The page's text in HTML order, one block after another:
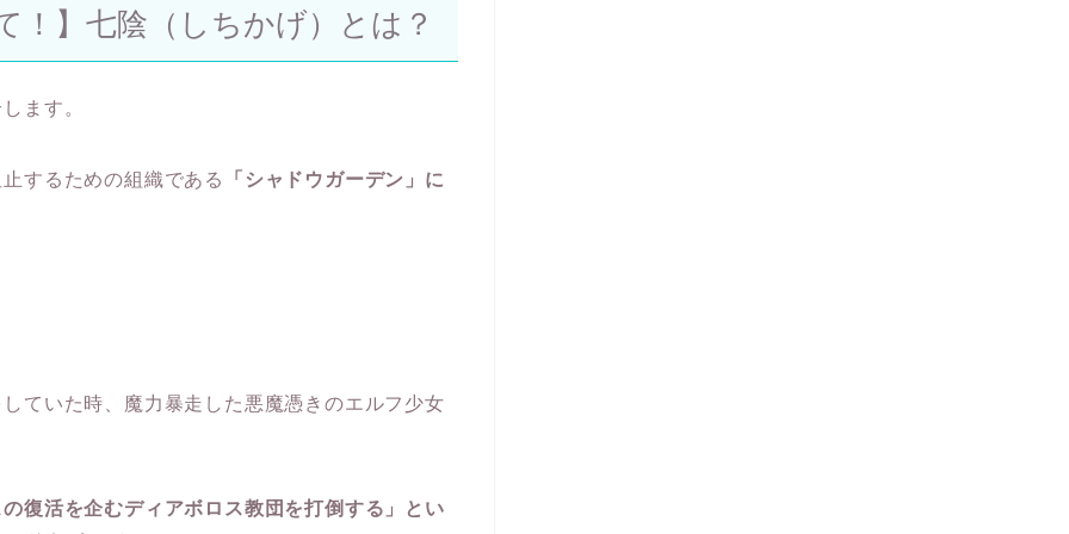
！】七陰（しちかげ）とは？
ます。
するための組織である 「シャドウガーデン」に
ていた時、魔力暴走した悪魔憑きのエルフ少女
復活を企むディアボロス教団を打倒する」とい